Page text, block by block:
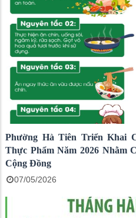
Phường Hà Tiên Triển Khai
Thực Phẩm Năm 2026 Nhằm
Cộng Đồng
07/05/2026